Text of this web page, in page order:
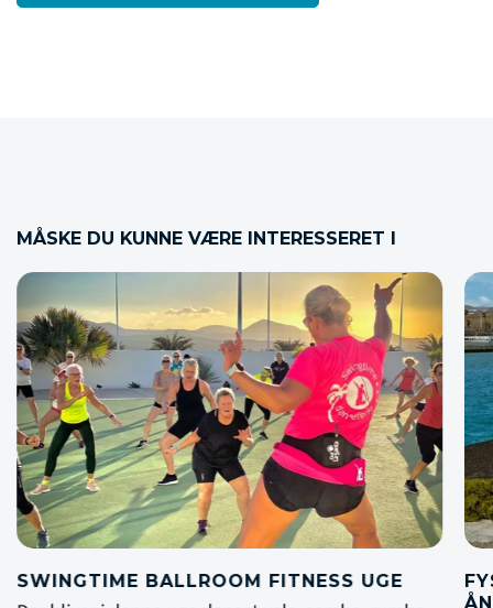
MÅSKE DU KUNNE VÆRE INTERESSERET I
FYSISK OG MENTAL POWER MED
ÅNDEDRÆTTET